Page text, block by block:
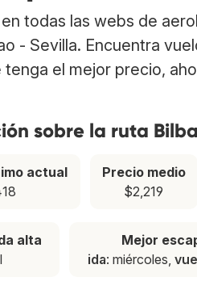
todas las webs de
- Sevilla. Encuentra
tenga el mejor precio,
sobre la ruta
actual
Precio medio
$2,219
alta
Mejor
ida: miércoles,